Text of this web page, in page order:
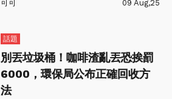
可可 09 Aug,25
話題
別丟垃圾桶！咖啡渣亂丟恐挨罰
6000，環保局公布正確回收方
法